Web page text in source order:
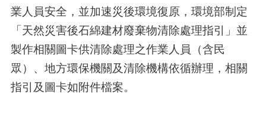
業人員安全，並加速災後環境復原，環境部制定
「天然災害後石綿建材廢棄物清除處理指引」並
製作相關圖卡供清除處理之作業人員（含民
眾）、地方環保機關及清除機構依循辦理，相關
指引及圖卡如附件檔案。